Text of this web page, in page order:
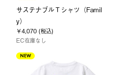
サステナブルＴシャツ（Famil
y）
￥4,070 (税込)
EC在庫なし
NEW